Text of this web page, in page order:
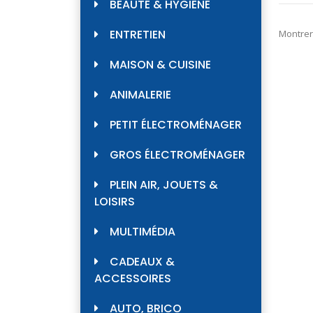
BEAUTÉ & HYGIÈNE
ENTRETIEN
MAISON & CUISINE
ANIMALERIE
PETIT ÉLECTROMÉNAGER
GROS ÉLECTROMÉNAGER
PLEIN AIR, JOUETS &
LOISIRS
MULTIMÉDIA
CADEAUX &
ACCESSOIRES
AUTO, BRICO